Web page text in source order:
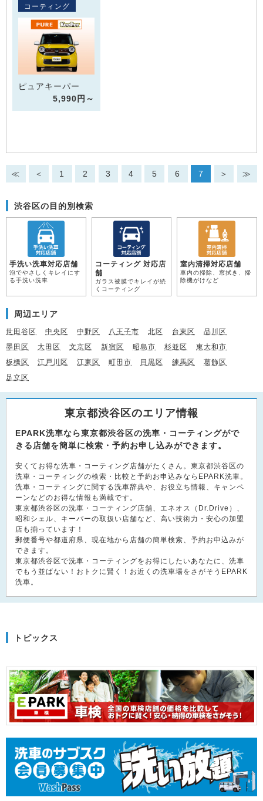
コーティング
ピュアキーパー
5,990円～
≪ ＜ 1 2 3 4 5 6 7 ＞ ≫
渋谷区の目的別検索
手洗い洗車対応店舗
泡でやさしくキレイにす
る手洗い洗車
コーティング 対応店
舗
ガラス被膜でキレイが続
くコーティング
室内清掃対応店舗
車内の掃除、窓拭き、掃
除機がけなど
周辺エリア
世田谷区 中央区 中野区 八王子市 北区 台東区
品川区
墨田区
大田区 文京区 新宿区 昭島市 杉並区
東大和市
板橋区
江戸川区 江東区 町田市 目黒区 練馬区
葛飾区
足立区
東京都渋谷区のエリア情報
EPARK洗車なら東京都渋谷区の洗車・コーティングがで
きる店舗を簡単に検索・予約お申し込みができます。
安くてお得な洗車・コーティング店舗がたくさん。東京都渋谷区の
洗車・コーティングの検索・比較と予約お申込みならEPARK洗車。
洗車・コーティングに関する洗車辞典や、お役立ち情報、キャンペ
ーンなどのお得な情報も満載です。
東京都渋谷区の洗車・コーティング店舗、エネオス（Dr.Drive）、
昭和シェル、キーパーの取扱い店舗など、高い技術力・安心の加盟
店も揃っています！
郵便番号や都道府県、現在地から店舗の簡単検索、予約お申込みが
できます。
東京都渋谷区で洗車・コーティングをお得にしたいあなたに、洗車
でもう並ばない！おトクに賢く！お近くの洗車場をさがそうEPARK
洗車。
トピックス